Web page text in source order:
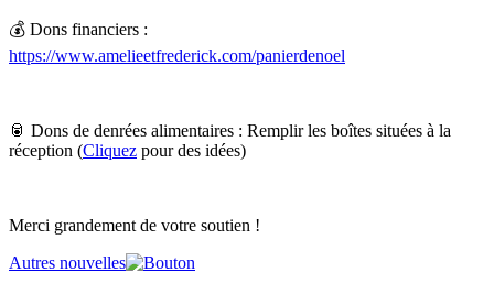
💰 Dons financiers :
https://www.amelieetfrederick.com/panierdenoel
🥫 Dons de denrées alimentaires : Remplir les boîtes situées à la
réception (Cliquez pour des idées)
Merci grandement de votre soutien !
Autres nouvelles